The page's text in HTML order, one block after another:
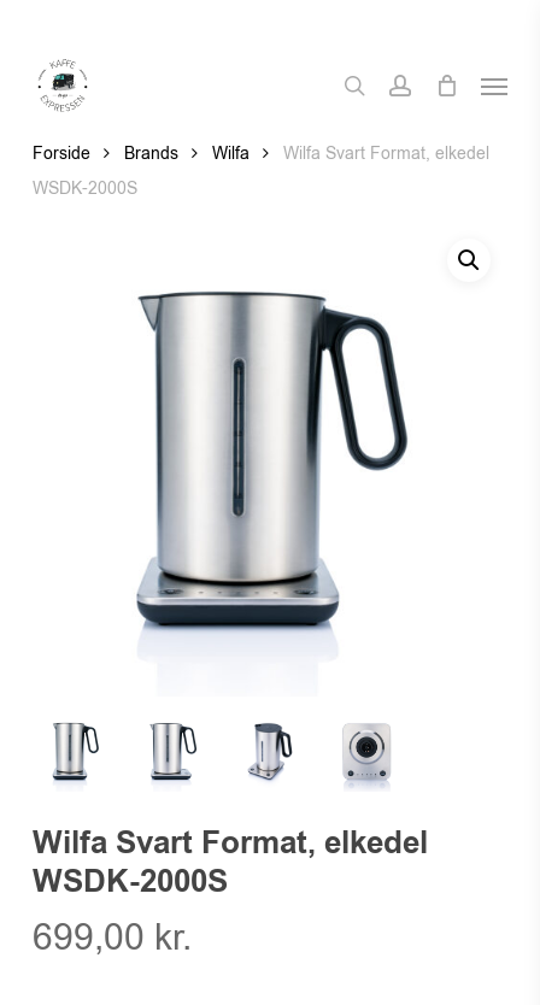
content
searchaccount
Menu
Forside Brands Wilfa
Wilfa Svart Format, elkedel
WSDK-2000S
Wilfa Svart Format, elkedel
WSDK-2000S
699,00 kr.